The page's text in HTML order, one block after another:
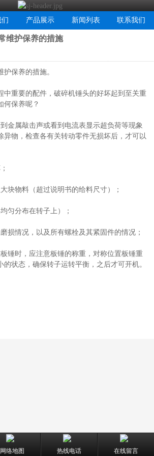
产品展示 新闻列表 联系我们
维护保养的措施
保养的措施。
中重要的配件，破碎机锤头的好坏起到至关重
何保养呢？
金属敲击声或看到电流表显示超负荷等现象
异物，检查各有关转动零件无损坏后，才可以
块物料（超过说明书的给料尺寸）；
匀分布在转子上）；
损情况，以及所有螺栓及其紧固件的情况；
锤时，应注意板锤的称重，对称位置板锤重
的状态，确保转子运转平衡，之后才可开机。
网络地图 热线电话 在线留言